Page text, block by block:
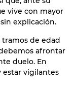
vive con mayor
explicación.
tramos de edad
afrontar
duelo. En
estar vigilantes